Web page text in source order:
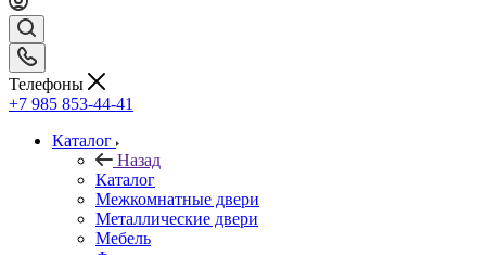
Телефоны
+7 985 853-44-41
Каталог
Назад
Каталог
Межкомнатные двери
Металлические двери
Мебель